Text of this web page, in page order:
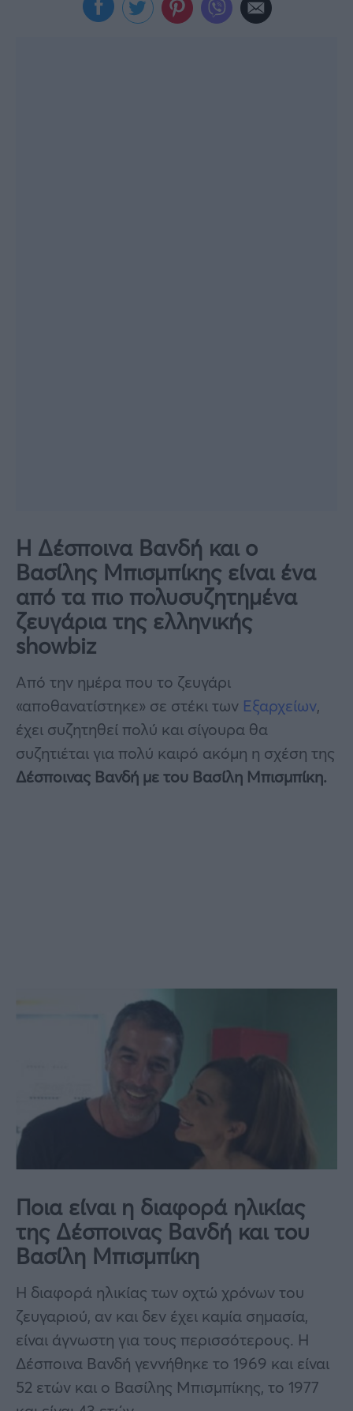
Η Δέσποινα Βανδή και ο
Βασίλης Μπισμπίκης είναι ένα
από τα πιο πολυσυζητημένα
ζευγάρια της ελληνικής
showbiz
Από την ημέρα που το ζευγάρι
«αποθανατίστηκε» σε στέκι των Εξαρχείων,
έχει συζητηθεί πολύ και σίγουρα θα
συζητιέται για πολύ καιρό ακόμη η σχέση της
Δέσποινας Βανδή με του Βασίλη Μπισμπίκη.
Ποια είναι η διαφορά ηλικίας
της Δέσποινας Βανδή και του
Βασίλη Μπισμπίκη
Η διαφορά ηλικίας των οχτώ χρόνων του
ζευγαριού, αν και δεν έχει καμία σημασία,
είναι άγνωστη για τους περισσότερους. Η
Δέσποινα Βανδή γεννήθηκε το 1969 και είναι
52 ετών και ο Βασίλης Μπισμπίκης, το 1977